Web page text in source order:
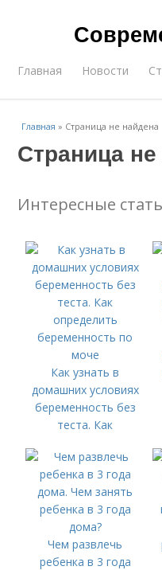
Главная Новости
Главная » Страница не найдена
Страница
Интересные
Как узнать в
домашних условиях
беременность без
теста. Как
беременность по
моче
Чем развлечь
ребенка в 3 года